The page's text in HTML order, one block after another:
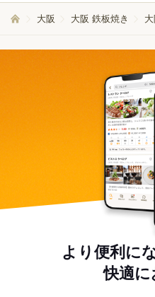
大阪 大阪 鉄板焼き
より便利に
快適に